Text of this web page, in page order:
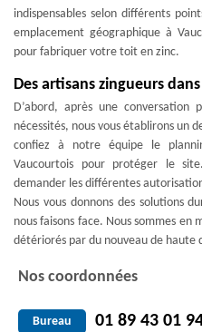
indispensables selon différents
emplacement géographique à
pour fabriquer votre toit en zinc.
Des artisans zingueurs
D’abord, après une
nécessités, nous vous établirons un
confiez à notre équipe le
Vaucourtois pour protéger le
demander les différentes
Nous vous donnons des solutions
nous faisons face. Nous sommes en
détériorés par du nouveau de haute
Nos coordonnées
Bureau 01 89 43 01